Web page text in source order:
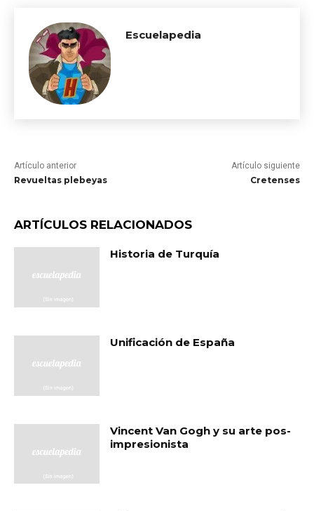
Escuelapedia
Artículo anterior
Revueltas plebeyas
Artículo siguiente
Cretenses
ARTÍCULOS RELACIONADOS
Historia de Turquía
Unificación de España
Vincent Van Gogh y su arte pos-
impresionista